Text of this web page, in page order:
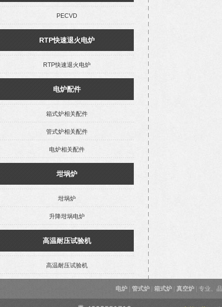
PECVD
RTP快速退火电炉
RTP快速退火电炉
电炉配件
箱式炉相关配件
管式炉相关配件
电炉相关配件
坩埚炉
坩埚炉
升降坩埚电炉
高温耐压试验机
高温耐压试验机
电炉 管式炉 箱式炉 真空炉 专业、